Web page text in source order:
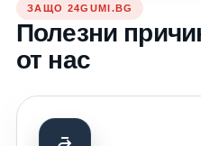
ЗАЩО 24GUMI.BG
Полезни
от нас